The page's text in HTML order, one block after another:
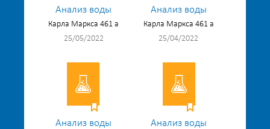
Анализ воды
Карла Маркса 461 а
25/05/2022
Анализ воды
Карла Маркса 461 а
25/04/2022
Анализ воды Анализ воды